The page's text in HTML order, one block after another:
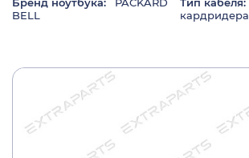
Бренд ноутбука:
PACKARD
BELL
Тип кабеля:
кардридера